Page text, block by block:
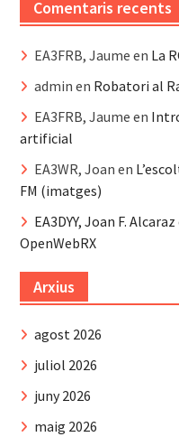
Comentaris recents
EA3FRB, Jaume en La
admin en Robatori al
EA3FRB, Jaume en
artificial
EA3WR, Joan en
FM (imatges)
EA3DYY, Joan F. Alcaraz
OpenWebRX
Arxius
agost 2026
juliol 2026
juny 2026
maig 2026